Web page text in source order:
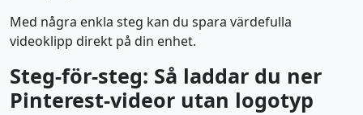
Med några enkla steg kan du spara värdefulla
videoklipp direkt på din enhet.
Steg-för-steg: Så laddar du ner
Pinterest-videor utan logotyp